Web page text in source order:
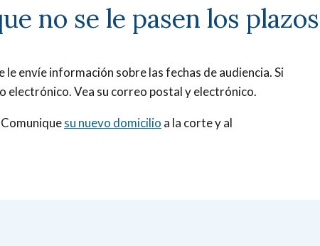
no se le pasen los plazos
le envíe información sobre las fechas de audiencia. Si
electrónico. Vea su correo postal y electrónico.
su nuevo domicilio a la corte y al